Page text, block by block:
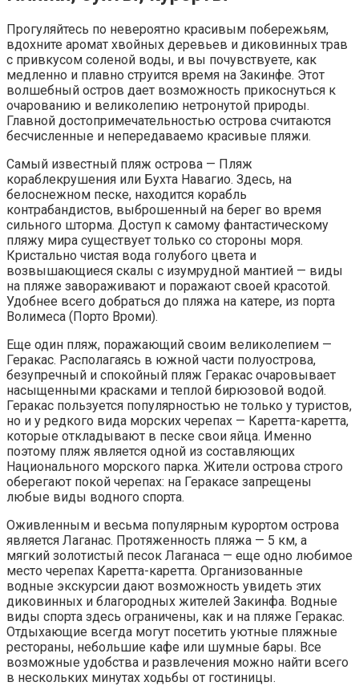
Прогуляйтесь по невероятно красивым побережьям,
вдохните аромат хвойных деревьев и диковинных трав
с привкусом соленой воды, и вы почувствуете, как
медленно и плавно струится время на Закинфе. Этот
волшебный остров дает возможность прикоснуться к
очарованию и великолепию нетронутой природы.
Главной достопримечательностью острова считаются
бесчисленные и непередаваемо красивые пляжи.
Самый известный пляж острова — Пляж
кораблекрушения или Бухта Навагио. Здесь, на
белоснежном песке, находится корабль
контрабандистов, выброшенный на берег во время
сильного шторма. Доступ к самому фантастическому
пляжу мира существует только со стороны моря.
Кристально чистая вода голубого цвета и
возвышающиеся скалы с изумрудной мантией — виды
на пляже завораживают и поражают своей красотой.
Удобнее всего добраться до пляжа на катере, из порта
Волимеса (Порто Вроми).
Еще один пляж, поражающий своим великолепием —
Геракас. Располагаясь в южной части полуострова,
безупречный и спокойный пляж Геракас очаровывает
насыщенными красками и теплой бирюзовой водой.
Геракас пользуется популярностью не только у туристов,
но и у редкого вида морских черепах — Каретта-каретта,
которые откладывают в песке свои яйца. Именно
поэтому пляж является одной из составляющих
Национального морского парка. Жители острова строго
оберегают покой черепах: на Геракасе запрещены
любые виды водного спорта.
Оживленным и весьма популярным курортом острова
является Лаганас. Протяженность пляжа — 5 км, а
мягкий золотистый песок Лаганаса — еще одно любимое
место черепах Каретта-каретта. Организованные
водные экскурсии дают возможность увидеть этих
диковинных и благородных жителей Закинфа. Водные
виды спорта здесь ограничены, как и на пляже Геракас.
Отдыхающие всегда могут посетить уютные пляжные
рестораны, небольшие кафе или шумные бары. Все
возможные удобства и развлечения можно найти всего
в нескольких минутах ходьбы от гостиницы.